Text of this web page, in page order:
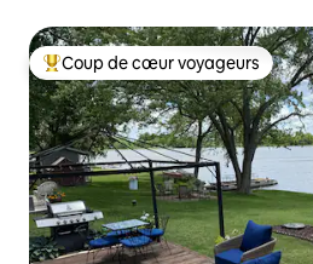
Coups de cœur voyageurs les
Coup de cœur voyageurs